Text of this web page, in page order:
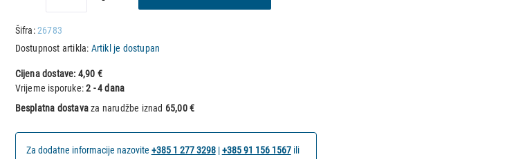
Šifra:26783
Dostupnost artikla: Artikl je dostupan
Cijena dostave: 4,90 €
Vrijeme isporuke:2 - 4 dana
Besplatna dostavaza narudžbe iznad 65,00 €
Za dodatne informacije nazovite +385 1 277 3298|+385 91 156 1567 ili